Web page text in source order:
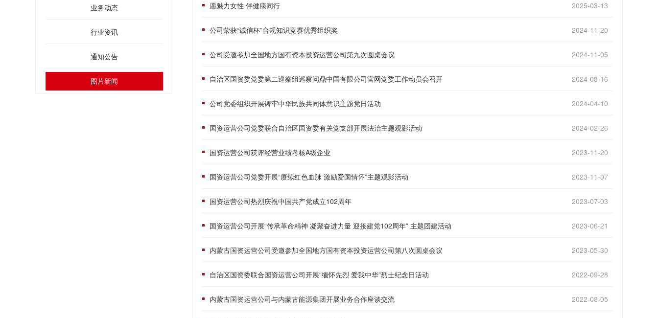
业务动态
行业资讯
通知公告
图片新闻
愿魅力女性 伴健康同行 2025-03-13
公司荣获“诚信杯”合规知识竞赛优秀组织奖 2024-11-20
公司受邀参加全国地方国有资本投资运营公司第九次圆桌会议 2024-11-05
自治区国资委党委第二巡察组巡察问鼎中国有限公司官网党委工作动员会召开 2024-08-16
公司党委组织开展铸牢中华民族共同体意识主题党日活动 2024-04-10
国资运营公司党委联合自治区国资委有关党支部开展法治主题观影活动 2024-02-26
国资运营公司获评经营业绩考核A级企业 2023-11-20
国资运营公司党委开展“赓续红色血脉 激励爱国情怀”主题观影活动 2023-11-07
国资运营公司热烈庆祝中国共产党成立102周年 2023-07-03
国资运营公司开展“传承革命精神 凝聚奋进力量 迎接建党102周年” 主题团建活动 2023-06-21
内蒙古国资运营公司受邀参加全国地方国有资本投资运营公司第八次圆桌会议 2023-05-30
自治区国资委联合国资运营公司开展“缅怀先烈 爱我中华”烈士纪念日活动 2022-09-28
内蒙古国资运营公司与内蒙古能源集团开展业务合作座谈交流 2022-08-05